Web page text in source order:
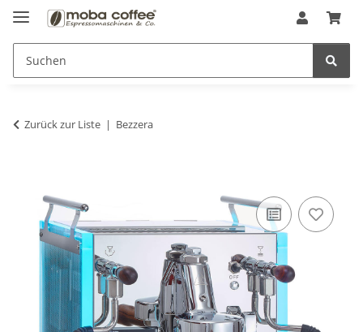
Zurück zur Liste Bezzera